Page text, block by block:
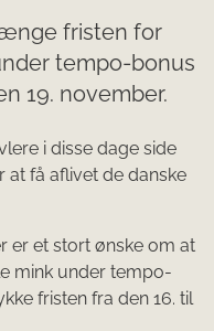
fristen for
tempo-bonus
19. november.
i disse dage side
få aflivet de danske
er et stort ønske om at
mink under tempo-
fristen fra den 16. til